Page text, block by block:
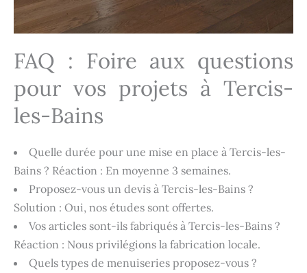
FAQ : Foire aux questions
pour vos projets à Tercis-
les-Bains
Quelle durée pour une mise en place à Tercis-les-
Bains ? Réaction : En moyenne 3 semaines.
Proposez-vous un devis à Tercis-les-Bains ?
Solution : Oui, nos études sont offertes.
Vos articles sont-ils fabriqués à Tercis-les-Bains ?
Réaction : Nous privilégions la fabrication locale.
Quels types de menuiseries proposez-vous ?